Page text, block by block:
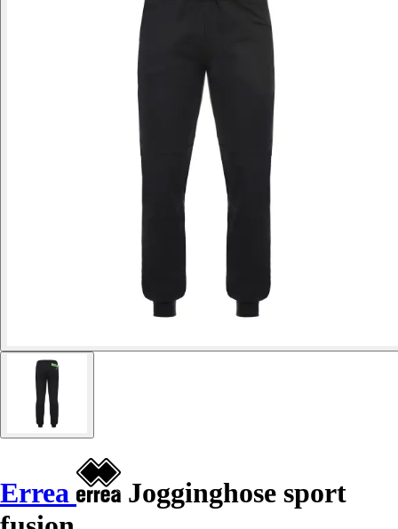
Errea
Jogginghose sport